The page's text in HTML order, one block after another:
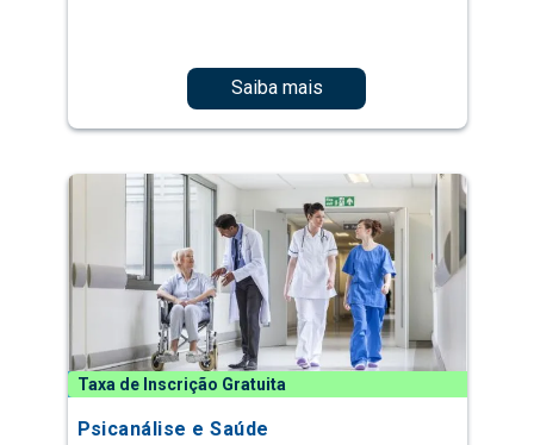
Saiba mais
Taxa de Inscrição Gratuita
Psicanálise e Saúde